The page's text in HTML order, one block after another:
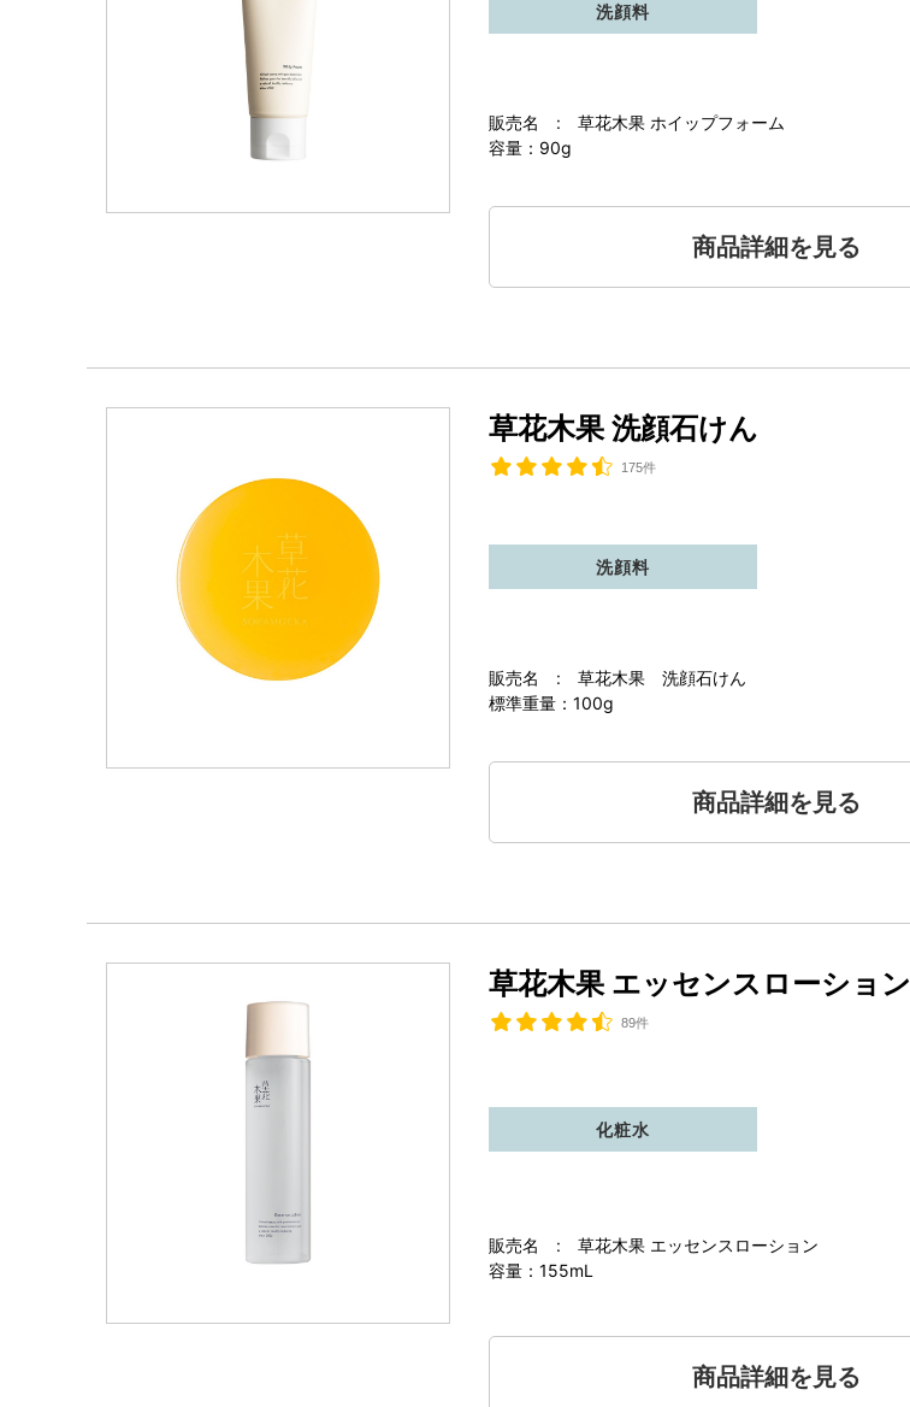
販売名 : 草花木果 ホイップフォーム
容量：90g
洗顔料
商品詳細を見る
草花木果 洗顔石けん
175件
販売名 : 草花木果 洗顔石けん
標準重量：100g
洗顔料
商品詳細を見る
草花木果 エッセンスローション
89件
販売名 : 草花木果 エッセンスローション
容量：155mL
化粧水
商品詳細を見る